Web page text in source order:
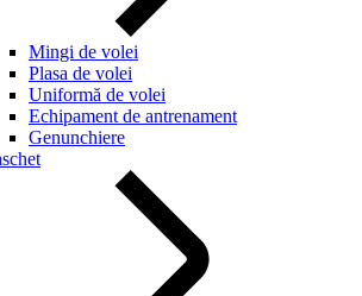
Mingi de volei
Plasa de volei
Uniformă de volei
Echipament de antrenament
Genunchiere